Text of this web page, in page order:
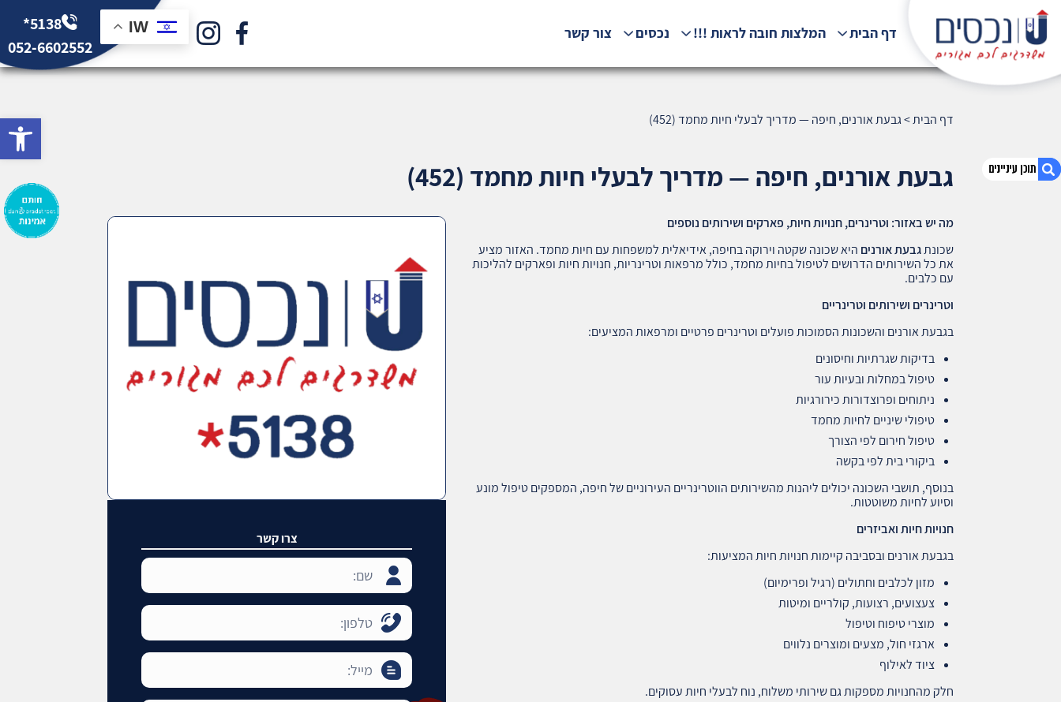
1. גבעת אורנים, חיפה — מדריך לבעלי חיות מחמד
דף הבית המלצות חובה לראות !!! נכסים צור קשר IW
*5138
052-6602552
דף הבית>גבעת אורנים, חיפה — מדריך לבעלי חיות מחמד (452)
גבעת אורנים, חיפה — מדריך לבעלי חיות מחמד (452)
מה יש באזור: וטרינרים, חנויות חיות, פארקים ושירותים נוספים
שכונתגבעת אורנים היא שכונה שקטה וירוקה בחיפה, אידיאלית למשפחות עם חיות מחמד. האזור מציע
את כל השירותים הדרושים לטיפול בחיות מחמד, כולל מרפאות וטרינריות, חנויות חיות ופארקים להליכות
עם כלבים.
וטרינרים ושירותים וטרינריים
בגבעת אורנים והשכונות הסמוכות פועלים וטרינרים פרטיים ומרפאות המציעים:
בדיקות שגרתיות וחיסונים
טיפול במחלות ובעיות עור
ניתוחים ופרוצדורות כירורגיות
טיפולי שיניים לחיות מחמד
טיפול חירום לפי הצורך
ביקורי בית לפי בקשה
בנוסף, תושבי השכונה יכולים ליהנות מהשירותים הווטרינריים העירוניים של חיפה, המספקים טיפול מונע
וסיוע לחיות משוטטות.
חנויות חיות ואביזרים
בגבעת אורנים ובסביבה קיימות חנויות חיות המציעות:
מזון לכלבים וחתולים (רגיל ופרימיום)
צעצועים, רצועות, קולריים ומיטות
מוצרי טיפוח וטיפול
ארגזי חול, מצעים ומוצרים נלווים
ציוד לאילוף
חלק מהחנויות מספקות גם שירותי משלוח, נוח לבעלי חיות עסוקים.
צרו קשר